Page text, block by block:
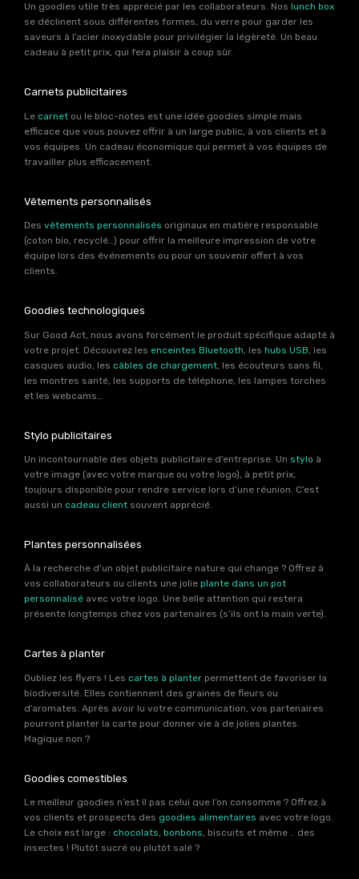
Un goodies utile très apprécié par les collaborateurs. Nos lunch box
se déclinent sous différentes formes, du verre pour garder les
saveurs à l’acier inoxydable pour privilégier la légèreté. Un beau
cadeau à petit prix, qui fera plaisir à coup sûr.
Carnets publicitaires
Le carnet ou le bloc-notes est une idée goodies simple mais
efficace que vous pouvez offrir à un large public, à vos clients et à
vos équipes. Un cadeau économique qui permet à vos équipes de
travailler plus efficacement.
Vêtements personnalisés
Des vêtements personnalisés originaux en matière responsable
(coton bio, recyclé…) pour offrir la meilleure impression de votre
équipe lors des événements ou pour un souvenir offert à vos
clients.
Goodies technologiques
Sur Good Act, nous avons forcément le produit spécifique adapté à
votre projet. Découvrez les enceintes Bluetooth , les hubs USB , les
casques audio, les câbles de chargement , les écouteurs sans fil,
les montres santé, les supports de téléphone, les lampes torches
et les webcams…
Stylo publicitaires
Un incontournable des objets publicitaire d’entreprise. Un stylo à
votre image (avec votre marque ou votre logo), à petit prix,
toujours disponible pour rendre service lors d’une réunion. C’est
aussi un cadeau client souvent apprécié.
Plantes personnalisées
À la recherche d’un objet publicitaire nature qui change ? Offrez à
vos collaborateurs ou clients une jolie plante dans un pot
personnalisé avec votre logo. Une belle attention qui restera
présente longtemps chez vos partenaires (s’ils ont la main verte).
Cartes à planter
Oubliez les flyers ! Les cartes à planter permettent de favoriser la
biodiversité. Elles contiennent des graines de fleurs ou
d’aromates. Après avoir lu votre communication, vos partenaires
pourront planter la carte pour donner vie à de jolies plantes.
Magique non ?
Goodies comestibles
Le meilleur goodies n’est il pas celui que l’on consomme ? Offrez à
vos clients et prospects des goodies alimentaires avec votre logo.
Le choix est large : chocolats, bonbons, biscuits et même .. des
insectes ! Plutôt sucré ou plutôt salé ?